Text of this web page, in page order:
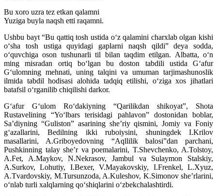
Bu xoro uzra tez etkan qalamni
Yuziga buyla naqsh etti raqamni.
Ushbu bayt “Bu qattiq tosh ustida o‘z qalamini charxlab olgan kishi
o‘sha tosh ustiga quyidagi gaplarni naqsh qildi” deya sodda,
o‘quvchiga oson tushunarli til bilan taqdim etilgan. Albatta, o‘n
ming misradan ortiq bo‘lgan bu doston tabdili ustida G‘afur
G‘ulomning mehnati, uning talqini va umuman tarjimashunoslik
ilmida tabdil hodisasi alohida tadqiq etilishi, o‘ziga xos jihatlari
batafsil o‘rganilib chiqilishi darkor.
G‘afur G‘ulom Ro‘dakiyning “Qarilikdan shikoyat”, Shota
Rustavelining “Yo‘lbars terisidagi pahlavon” dostonidan boblar,
Sa’diyning “Guliston” asarining she’riy qismini, Jomiy va Foniy
g‘azallarini, Bedilning ikki ruboiysini, shuningdek I.Krilov
masallarini, A.Griboyedovning “Aqllilik balosi”dan parchani,
Pushkinning talay she’r va poemalarini, T.Shevchenko, A.Tolstoy,
A.Fet, A.Maykov, N.Nekrasov, Jambul va Sulaymon Stalskiy,
A.Surkov, Lohutiy, I.Bexer, V.Mayakovskiy, I.Frenkel, L.Xyuz,
A.Tvardovskiy, M.Tursunzoda, A.Kuleshov, K.Simonov she’rlarini,
o‘nlab turli xalqlarning qo‘shiqlarini o‘zbekchalashtirdi.